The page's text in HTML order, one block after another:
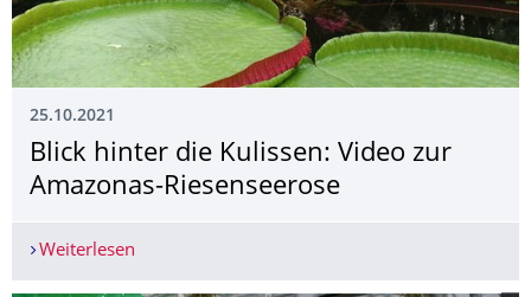
25.10.2021
Blick hinter die Kulissen: Video zur
Amazonas-Riesenseerose
Weiterlesen